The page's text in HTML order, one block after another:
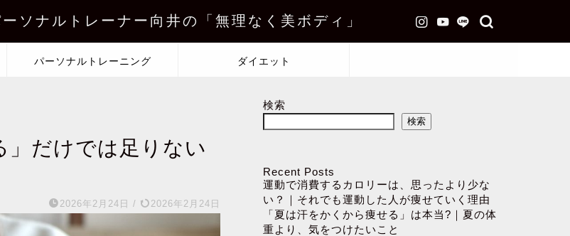
ソナルトレーナー向井の「無理なく美ボディ」
パーソナルトレーニング ダイエット
」だけでは足りない
2026年2月24日 / 2026年2月24日
検索
検索
Recent Posts
運動で消費するカロリーは、思ったより少な
い？｜それでも運動した人が痩せていく理由
「夏は汗をかくから痩せる」は本当?｜夏の体
重より、気をつけたいこと